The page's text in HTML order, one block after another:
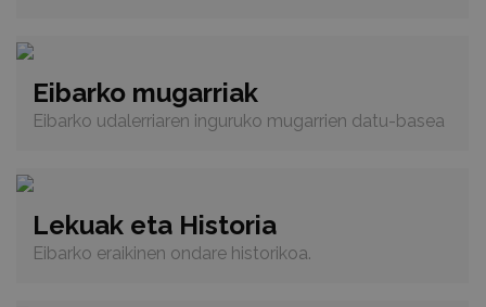
Eibarko mugarriak
Eibarko udalerriaren inguruko mugarrien datu-basea
Lekuak eta Historia
Eibarko eraikinen ondare historikoa.